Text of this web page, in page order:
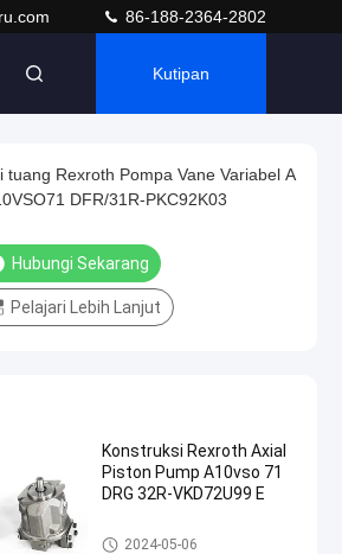
86-188-2364-2802
Kutipan
tuang Rexroth Pompa Vane Variabel A
DFR/31R-PKC92K03
Hubungi Sekarang
Pelajari Lebih Lanjut
Konstruksi Rexroth Axial
Piston Pump A10vso 71
DRG 32R-VKD72U99 E
Pompa hidraulik Rexroth
2024-05-06